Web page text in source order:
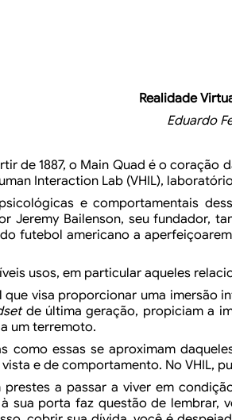
Realidade
Eduardo
de 1887, o Main Quad é o coração
Interaction Lab (VHIL),
e comportamentais
Jeremy Bailenson, seu fundador,
futebol americano a
usos, em particular aqueles
que visa proporcionar uma imersão
de última geração, propiciam a
um terremoto.
como essas se aproximam
e de comportamento. No VHIL,
prestes a passar a viver em
sua porta faz questão de lembrar,